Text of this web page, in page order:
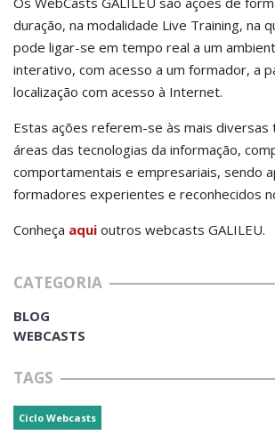
duração, na modalidade Live Training, na
pode ligar-se em tempo real a um
interativo, com acesso a um formador, a
localização com acesso à Internet.
Estas ações referem-se às mais diversas
áreas das tecnologias da informação,
comportamentais e empresariais, sendo
formadores experientes e reconhecidos
Conheça aqui outros webcasts GALILEU.
CATEGORIA
BLOG
WEBCASTS
TAGS
Ciclo Webcasts